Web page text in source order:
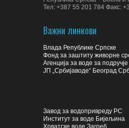
Тел: +387 55 201 784 Факс:
Важни линкови
Влада Републике Српске
Фонд за заштиту живорне
Агенција за воде за
ЈП „Србијаводе“ Београд
Завод за водопривреду РС
Институт за воде Бијељина